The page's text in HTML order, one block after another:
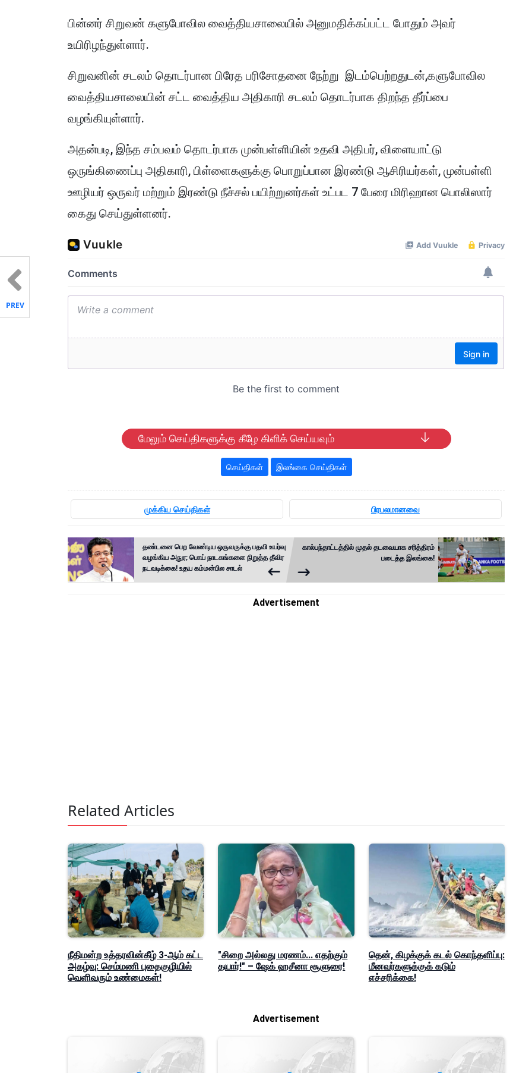
பின்னர் சிறுவன் களுபோவில வைத்தியசாலையில் அனுமதிக்கப்பட்ட போதும் அவர்
உயிரிழந்துள்ளார்.
சிறுவனின் சடலம் தொடர்பான பிரேத பரிசோதனை நேற்று இடம்பெற்றதுடன்,களுபோவில
வைத்தியசாலையின் சட்ட வைத்திய அதிகாரி சடலம் தொடர்பாக திறந்த தீர்ப்பை
வழங்கியுள்ளார்.
அதன்படி, இந்த சம்பவம் தொடர்பாக முன்பள்ளியின் உதவி அதிபர், விளையாட்டு
ஒருங்கிணைப்பு அதிகாரி, பிள்ளைகளுக்கு பொறுப்பான இரண்டு ஆசிரியர்கள், முன்பள்ளி
ஊழியர் ஒருவர் மற்றும் இரண்டு நீச்சல் பயிற்றுனர்கள் உட்பட 7 பேரை மிரிஹான பொலிஸார்
கைது செய்துள்ளனர்.
மேலும் செய்திகளுக்கு கீழே கிளிக் செய்யவும்
செய்திகள் இலங்கை செய்திகள்
முக்கிய செய்திகள் பிரபலமானவை
தண்டனை பெற வேண்டிய ஒருவருக்கு பதவி உயர்வு
வழங்கிய அநுர; பொய் நாடகங்களை நிறுத்த தீவிர
நடவடிக்கை! உதய கம்மன்பில சாடல்
கால்பந்தாட்டத்தில் முதல் தடவையாக சரித்திரம்
படைத்த இலங்கை!
PREV
Advertisement
Related Articles
நீதிமன்ற உத்தரவின்கீழ் 3-ஆம் கட்ட
அகழ்வு: செம்மணி புதைகுழியில்
வெளிவரும் உண்மைகள்!
"சிறை அல்லது மரணம்... எதற்கும்
தயார்!" – ஷேக் ஹசீனா சூளுரை!
தென், கிழக்குக் கடல் கொந்தளிப்பு:
மீனவர்களுக்குக் கடும்
எச்சரிக்கை!
Advertisement